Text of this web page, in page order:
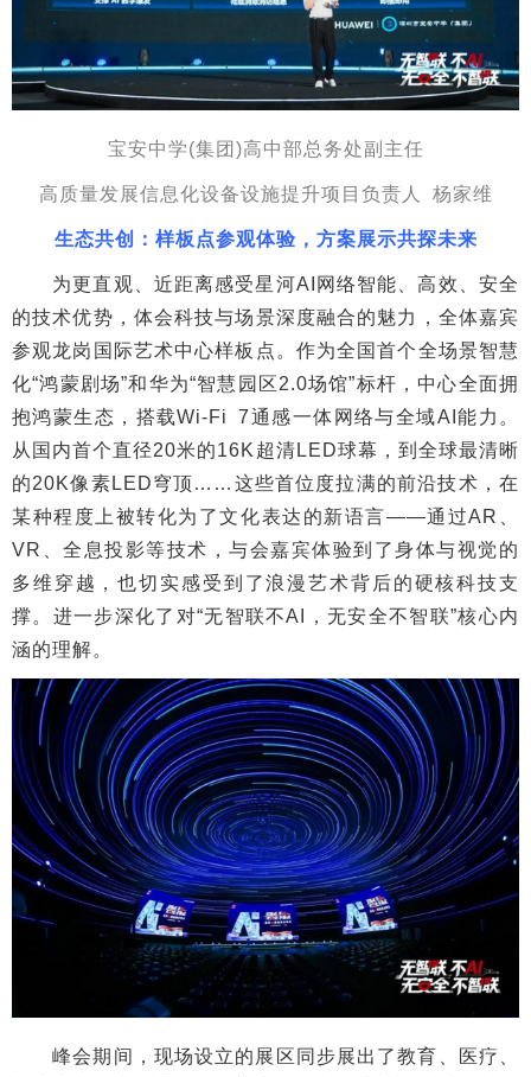
宝安中学(集团)高中部总务处副主任
高质量发展信息化设备设施提升项目负责人 杨家维
生态共创：样板点参观体验，方案展示共探未来
为更直观、近距离感受星河AI网络智能、高效、安全
的技术优势，体会科技与场景深度融合的魅力，全体嘉宾
参观龙岗国际艺术中心样板点。作为全国首个全场景智慧
化“鸿蒙剧场”和华为“智慧园区2.0场馆”标杆，中心全面拥
抱鸿蒙生态，搭载Wi-Fi 7通感一体网络与全域AI能力。
从国内首个直径20米的16K超清LED球幕，到全球最清晰
的20K像素LED穹顶……这些首位度拉满的前沿技术，在
某种程度上被转化为了文化表达的新语言——通过AR、
VR、全息投影等技术，与会嘉宾体验到了身体与视觉的
多维穿越，也切实感受到了浪漫艺术背后的硬核科技支
撑。进一步深化了对“无智联不AI，无安全不智联”核心内
涵的理解。
峰会期间，现场设立的展区同步展出了教育、医疗、